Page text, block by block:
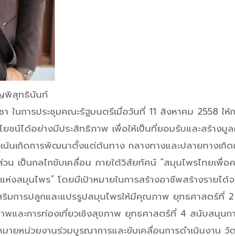
พิสุทธินันท์
นการประชุมคณะรัฐมนตรีเมื่อวันที่ 11 สิงหาคม 2558 ให้
ชน์ได้อย่างมีประสิทธิภาพ เพื่อให้เป็นที่ยอมรับและสร้าง
กิดการพัฒนาตั้งแต่ต้นทาง กลางทางและปลายทางเกิด
น เป็นกลไกขับเคลื่อน ภายใต้วิสัยทัศน์ “สมุนไพรไทยเพื่
สมุนไพร” โดยมีเป้าหมายในการสร้างอาชีพสร้างรายได้
มการปลูกและแปรรูปสมุนไพรให้มีคุณภาพ ยุทธศาสตร์ที่
ละการท่องเที่ยวเชิงสุขภาพ ยุทธศาสตร์ที่ 4 สนับสนุนกา
หน่วยงานร่วมบูรณาการและขับเคลื่อนการดำเนินงาน วั